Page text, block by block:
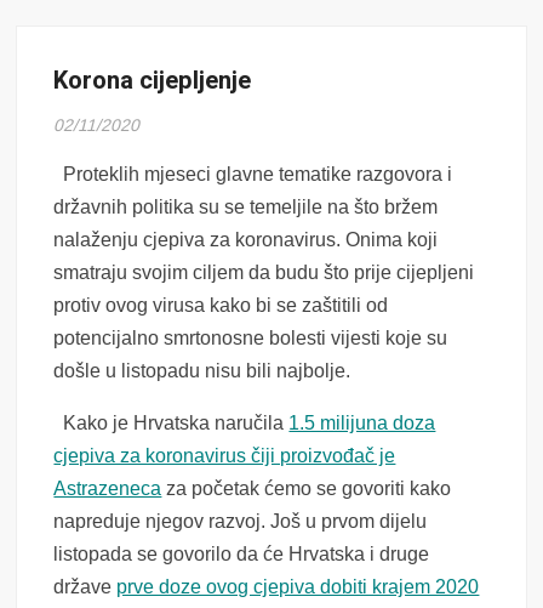
Korona cijepljenje
02/11/2020
Proteklih mjeseci glavne tematike razgovora i
državnih politika su se temeljile na što bržem
nalaženju cjepiva za koronavirus. Onima koji
smatraju svojim ciljem da budu što prije cijepljeni
protiv ovog virusa kako bi se zaštitili od
potencijalno smrtonosne bolesti vijesti koje su
došle u listopadu nisu bili najbolje.
Kako je Hrvatska naručila 1.5 milijuna doza
cjepiva za koronavirus čiji proizvođač je
Astrazeneca za početak ćemo se govoriti kako
napreduje njegov razvoj. Još u prvom dijelu
listopada se govorilo da će Hrvatska i druge
države prve doze ovog cjepiva dobiti krajem 2020